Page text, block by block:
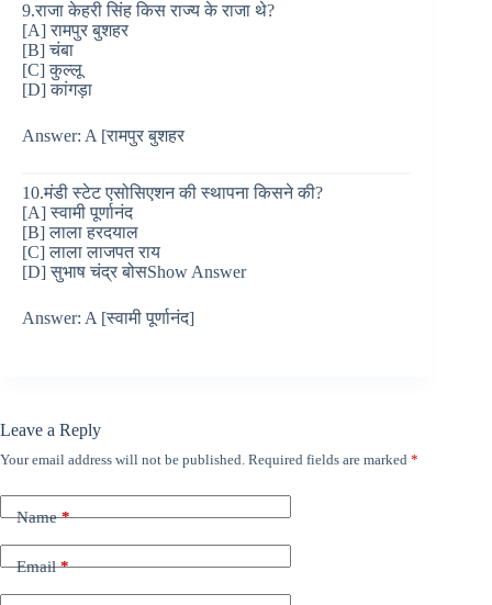
9.राजा केहरी सिंह किस राज्य के राजा थे?
[A] रामपुर बुशहर
[B] चंबा
[C] कुल्लू
[D] कांगड़ा
Answer: A [रामपुर बुशहर
10.मंडी स्टेट एसोसिएशन की स्थापना किसने की?
[A] स्वामी पूर्णानंद
[B] लाला हरदयाल
[C] लाला लाजपत राय
[D] सुभाष चंद्र बोसShow Answer
Answer: A [स्वामी पूर्णानंद]
Leave a Reply
Your email address will not be published. Required fields are marked *
Name*
Email*